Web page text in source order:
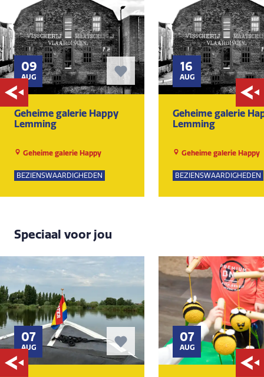
09
AUG
Geheime galerie Happy
Lemming
Geheime galerie Happy
BEZIENSWAARDIGHEDEN
16
AUG
Geheime galerie
Lemming
Geheime galerie Happy
BEZIENSWAARDIGHEDEN
Speciaal voor jou
07
AUG
07
AUG